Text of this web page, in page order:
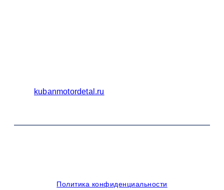
kubanmotordetal.ru
Политика конфиденциальности